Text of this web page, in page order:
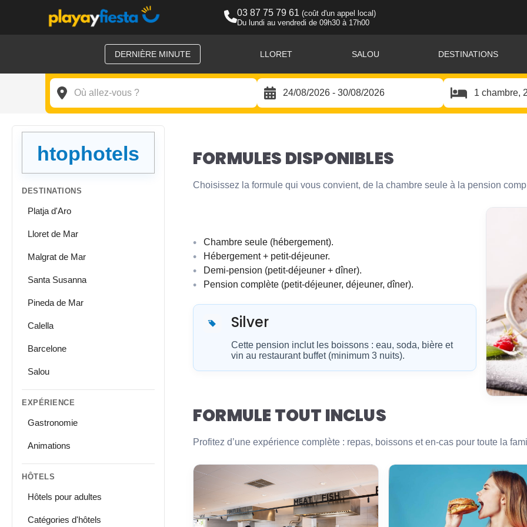
03 87 75 79 61 (coût d'un appel local)
Du lundi au vendredi de 09h30 à 17h00
DERNIÈRE MINUTE LLORET SALOU DESTINATIONS
La gastronomie dans les htophotels : saveurs
htophotels
DESTINATIONS
Platja d'Aro
Lloret de Mar
Malgrat de Mar
Santa Susanna
Pineda de Mar
Calella
Barcelone
Salou
EXPÉRIENCE
Gastronomie
Animations
HÔTELS
Hôtels pour adultes
Catégories d'hôtels
FORMULES DISPONIBLES
Choisissez la formule qui vous convient, de la chambre seule à la pension
Chambre seule (hébergement).
Hébergement + petit-déjeuner.
Demi-pension (petit-déjeuner + dîner).
Pension complète (petit-déjeuner, déjeuner, dîner).
Silver
Cette pension inclut les boissons : eau, soda, bière et
vin au restaurant buffet (minimum 3 nuits).
FORMULE TOUT INCLUS
Profitez d’une expérience complète : repas, boissons et en-cas pour toute la